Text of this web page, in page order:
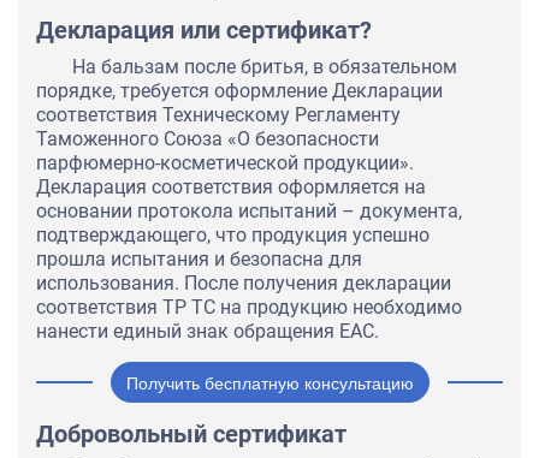
Декларация или сертификат?
На бальзам после бритья, в обязательном
порядке, требуется оформление Декларации
соответствия Техническому Регламенту
Таможенного Союза «О безопасности
парфюмерно-косметической продукции».
Декларация соответствия оформляется на
основании протокола испытаний – документа,
подтверждающего, что продукция успешно
прошла испытания и безопасна для
использования. После получения декларации
соответствия ТР ТС на продукцию необходимо
нанести единый знак обращения ЕАС.
Получить бесплатную консультацию
Добровольный сертификат